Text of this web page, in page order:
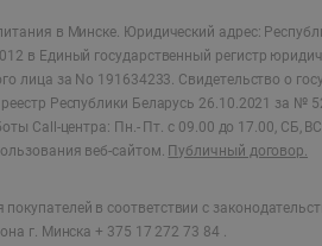
в Минске. Юридический адрес:
в Единый государственный регистр
лица за No 191634233. Свидетельство о
Республики Беларусь 26.10.2021 за №
Call-центра: Пн.- Пт. с 09.00 до 17.00, СБ,
веб-сайтом. Публичный договор.
в соответствии с
г. Минска + 375 17 272 73 84 .